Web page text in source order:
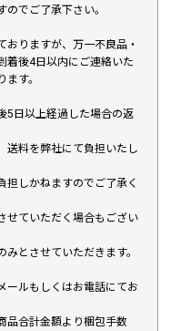
でご了承下さい。
おりますが、万一不良品・
着後4日以内にご連絡いた
す。
5日以上経過した場合の返
送料を弊社にて負担いたし
担しかねますのでご了承く
せていただく場合もござい
とさせていただきます。
ールもしくはお電話にてお
品合計金額より梱包手数